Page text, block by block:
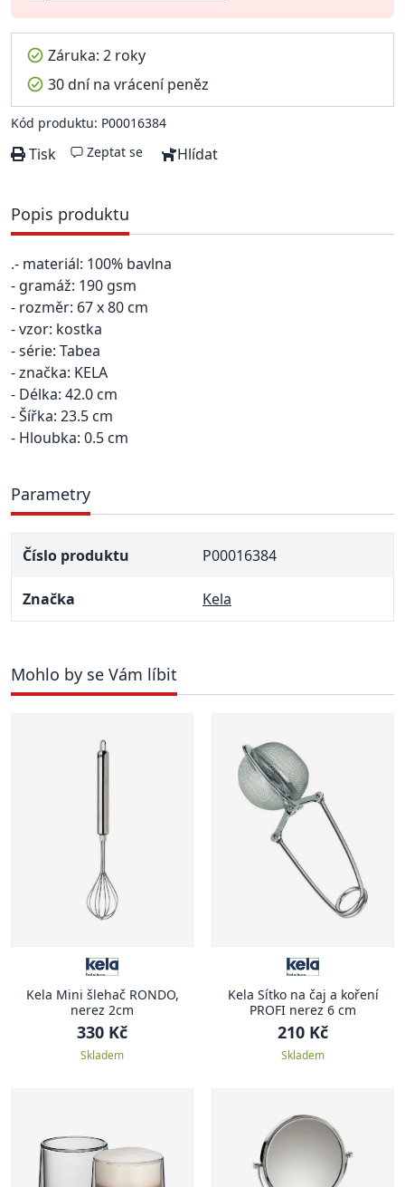
Záruka: 2 roky
30 dní na vrácení peněz
Kód produktu: P00016384
Tisk Zeptat se Hlídat
Popis produktu
.- materiál: 100% bavlna
- gramáž: 190 gsm
- rozměr: 67 x 80 cm
- vzor: kostka
- série: Tabea
- značka: KELA
- Délka: 42.0 cm
- Šířka: 23.5 cm
- Hloubka: 0.5 cm
Parametry
Číslo produktu P00016384
Značka Kela
Mohlo by se Vám líbit
Kela Mini šlehač RONDO,
nerez 2cm
330 Kč
Skladem
Kela Sítko na čaj a koření
PROFI nerez 6 cm
210 Kč
Skladem